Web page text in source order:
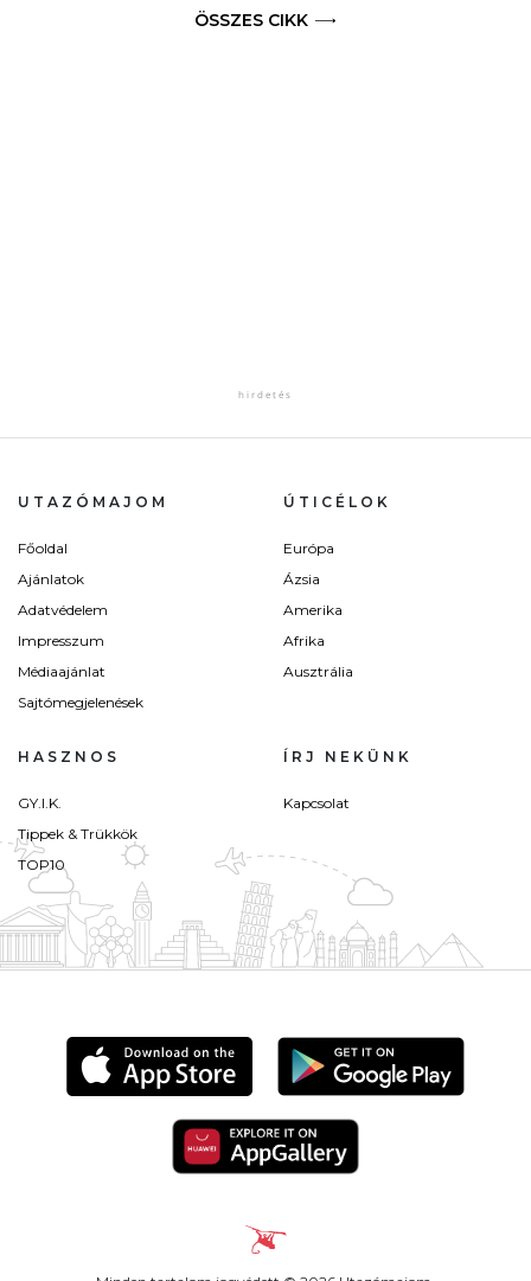
ÖSSZES CIKK
UTAZÓMAJOM
Főoldal
Ajánlatok
Adatvédelem
Impresszum
Médiaajánlat
Sajtómegjelenések
ÚTICÉLOK
Európa
Ázsia
Amerika
Afrika
Ausztrália
HASZNOS
GY.I.K.
Tippek & Trükkök
TOP10
ÍRJ NEKÜNK
Kapcsolat